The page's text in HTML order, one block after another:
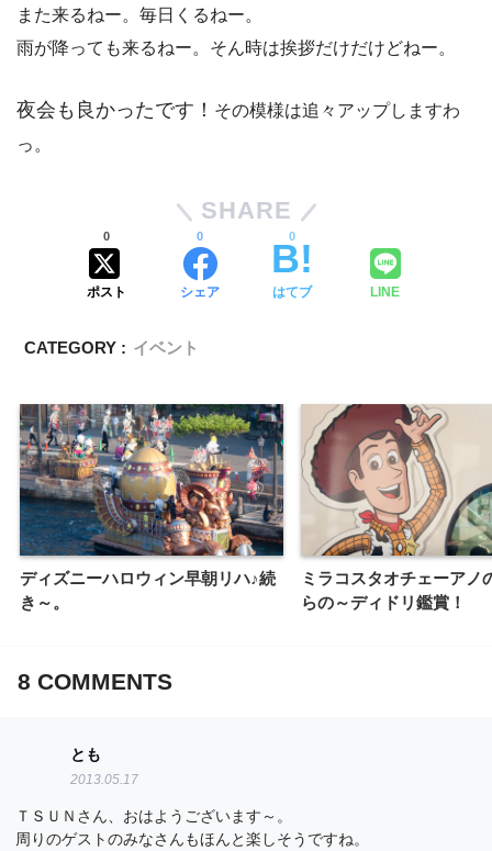
また来るねー。毎日くるねー。
雨が降っても来るねー。そん時は挨拶だけだけどねー。
夜会も良かったです！ その模様は追々アップしますわ
っ。
SHARE
ポスト
0
シェア
0
はてブ
0
LINE
CATEGORY : イベント
ディズニーハロウィン早朝リハ♪続
き～。
ミラコスタオチェーアノ
らの～ディドリ鑑賞！
8 COMMENTS
とも
2013.05.17
ＴＳＵＮさん、おはようございます～。
周りのゲストのみなさんもほんと楽しそうですね。